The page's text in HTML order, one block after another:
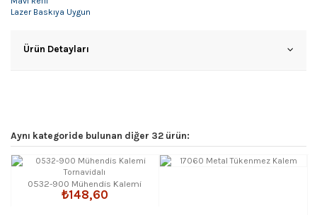
Lazer Baskıya Uygun
Ürün Detayları
Aynı kategoride bulunan diğer 32 ürün:
0532-900 Mühendis Kalemi
Tornavidalı
₺148,60